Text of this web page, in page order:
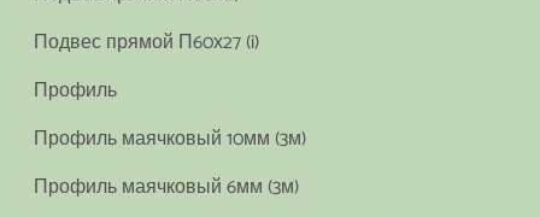
Подвес прямой П60х27 (i)
Профиль
Профиль маячковый 10мм (3м)
Профиль маячковый 6мм (3м)